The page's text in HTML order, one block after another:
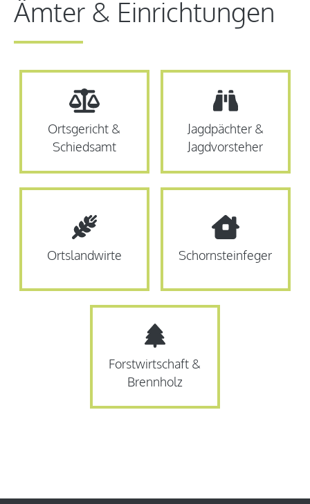
Ämter & Einrichtungen
Ortsgericht &
Schiedsamt
Jagdpächter &
Jagdvorsteher
Ortslandwirte Schornsteinfeger
Forstwirtschaft &
Brennholz